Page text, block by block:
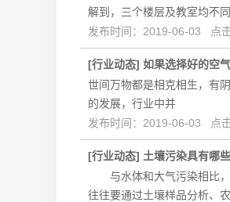
解到，三个楼层及教室均不
发布时间：2019-06-03 点
[行业动态] 如果选择好的空
世间万物都是相克相生，有
的发展，行业中并
发布时间：2019-06-03 点
[行业动态] 土壤污染具有哪些
与水体和大气污染相比，
往往要通过土壤样品分析、